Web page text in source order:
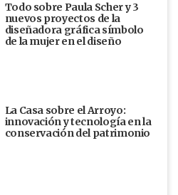
Todo sobre Paula Scher y 3
nuevos proyectos de la
diseñadora gráfica símbolo
de la mujer en el diseño
La Casa sobre el Arroyo:
innovación y tecnología en la
conservación del patrimonio